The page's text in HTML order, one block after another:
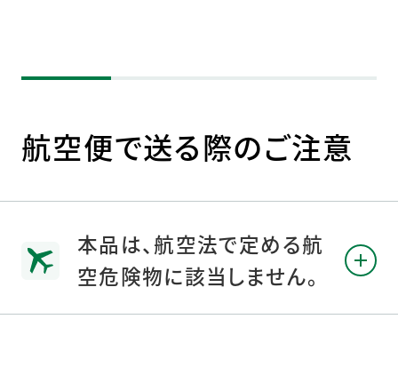
航空便で送る際のご注意
本品は、航空法で定める航
空危険物に該当しません。